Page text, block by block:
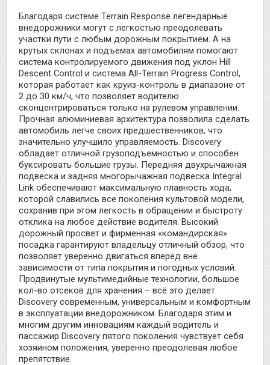
Благодаря системе Terrain Response легендарные
внедорожники могут с легкостью преодолевать
участки пути с любым дорожным покрытием. А на
крутых склонах и подъемах автомобилям помогают
система контролируемого движения под уклон Hill
Descent Control и система All-Terrain Progress Control,
которая работает как круиз-контроль в диапазоне от
2 до 30 км/ч, что позволяет водителю
сконцентрироваться только на рулевом управлении.
Прочная алюминиевая архитектура позволила сделать
автомобиль легче своих предшественников, что
значительно улучшило управляемость. Discovery
обладает отличной грузоподъемностью и способен
буксировать большие грузы. Передняя двухрычажная
подвеска и задняя многорычажная подвеска Integral
Link обеспечивают максимальную плавность хода,
которой славились все поколения культовой модели,
сохранив при этом легкость в обращении и быстроту
отклика на любое действие водителя. Высокий
дорожный просвет и фирменная «командирская»
посадка гарантируют владельцу отличный обзор, что
позволяет уверенно двигаться вперед вне
зависимости от типа покрытия и погодных условий.
Продвинутые мультимедийные технологии, большое
кол-во отсеков для хранения – всё это делает
Discovery современным, универсальным и комфортным
в эксплуатации внедорожником. Благодаря этим и
многим другим инновациям каждый водитель и
пассажир Discovery пятого поколения чувствует себя
хозяином положения, уверенно преодолевая любое
препятствие.